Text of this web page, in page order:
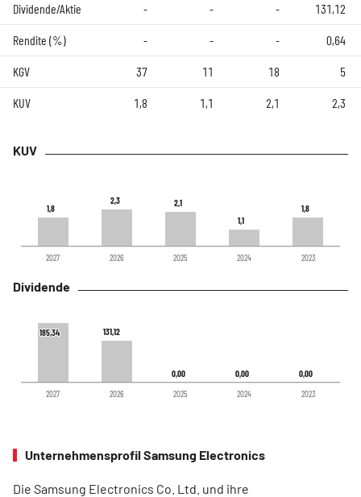
Dividende/Aktie - - - 131,12
Rendite (%) - - - 0,64
KGV 37 11 18 5
KUV 1,8 1,1 2,1 2,3
KUV
1,8
1,8
2,3
2,3 2,1
2,1
1,1
1,1
1,8
1,8
2027 2026 2025 2024 2023
Dividende
185,34
185,34 131,12
131,12
0,00
0,00 0,00
0,00 0,00
0,00
2027 2026 2025 2024 2023
Unternehmensprofil Samsung Electronics
Die Samsung Electronics Co. Ltd. und ihre